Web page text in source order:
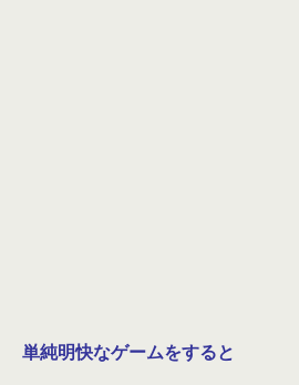
単純明快なゲームをすると